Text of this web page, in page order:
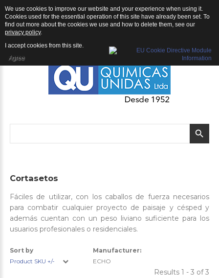
Cortasetos
Fáciles de utilizar, con los caballos de fuerza necesarios
para combatir cualquier proyecto de paisaje y césped y
además cuentan con un peso liviano suficiente para los
usuarios profesionales o residenciales.
Sort by
Product SKU +/-
Manufacturer:
ECHO
Results 1 - 3 of 3
We use cookies to improve our website and your experience when using it.
Cookies used for the essential operation of this site have already been set. To
find out more about the cookies we use and how to delete them, see our
privacy policy.
I accept cookies from this site.
Agree
QU | Productos